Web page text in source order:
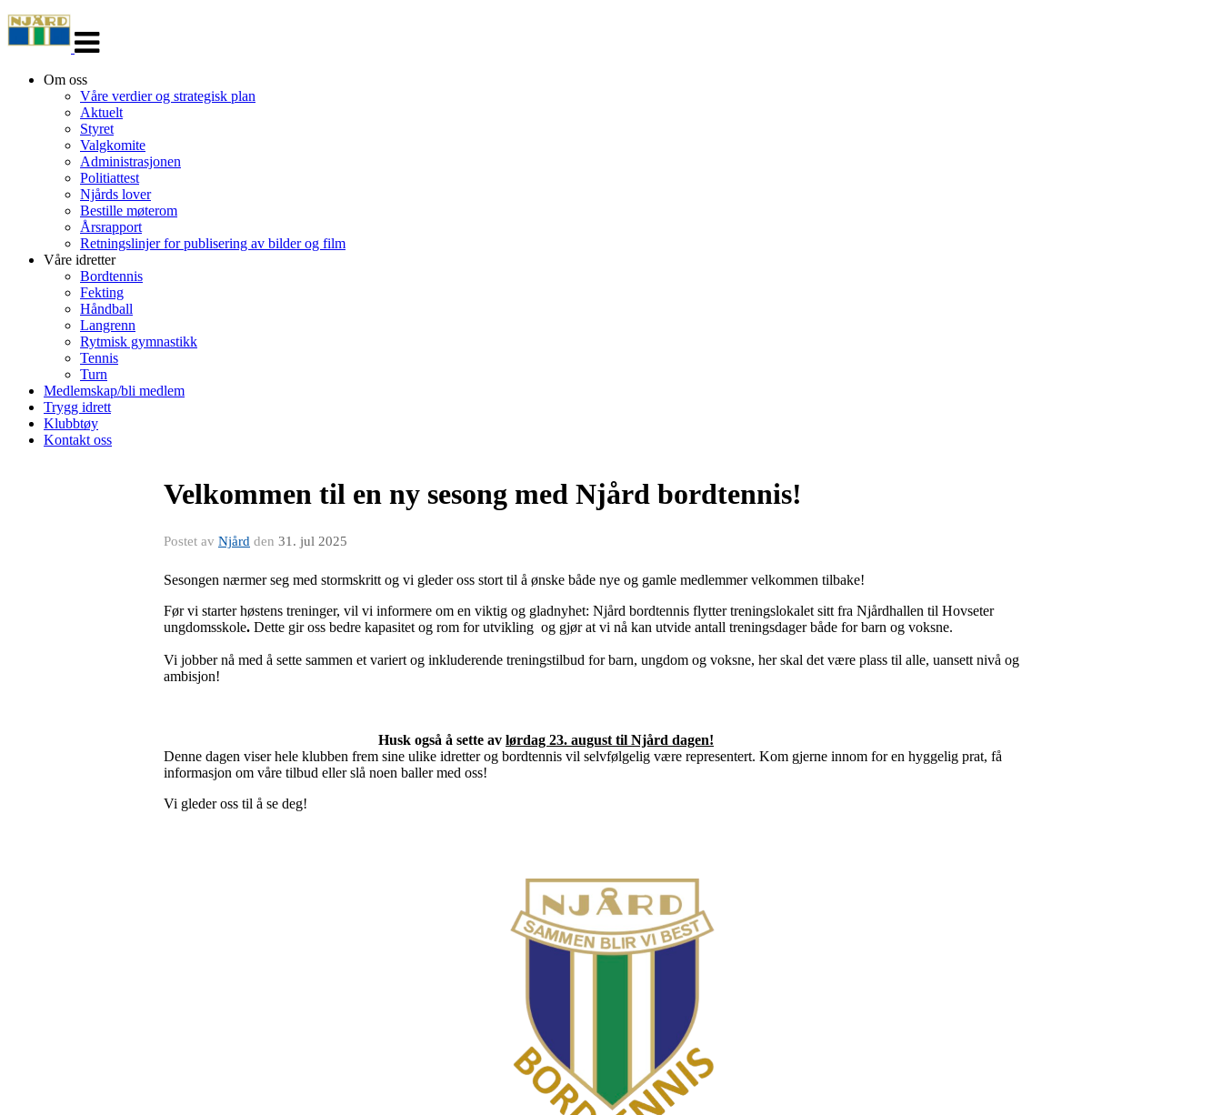
navigasjon
Om oss
Våre verdier og strategisk plan
Aktuelt
Styret
Valgkomite
Administrasjonen
Politiattest
Njårds lover
Bestille møterom
Årsrapport
Retningslinjer for publisering av bilder og film
Våre idretter
Bordtennis
Fekting
Håndball
Langrenn
Rytmisk gymnastikk
Tennis
Turn
Medlemskap/bli medlem
Trygg idrett
Klubbtøy
Kontakt oss
Velkommen til en ny sesong med Njård bordtennis!
Postet av Njård den 31. jul 2025
Sesongen nærmer seg med stormskritt og vi gleder oss stort til å ønske både nye og gamle medlemmer velkommen tilbake!
Før vi starter høstens treninger, vil vi informere om en viktig og gladnyhet: Njård bordtennis flytter treningslokalet sitt fra Njårdhallen til Hovseter
ungdomsskole. Dette gir oss bedre kapasitet og rom for utvikling og gjør at vi nå kan utvide antall treningsdager både for barn og voksne.
Vi jobber nå med å sette sammen et variert og inkluderende treningstilbud for barn, ungdom og voksne, her skal det være plass til alle, uansett nivå og
ambisjon!
Husk også å sette av lørdag 23. august til Njård dagen!
Denne dagen viser hele klubben frem sine ulike idretter og bordtennis vil selvfølgelig være representert. Kom gjerne innom for en hyggelig prat, få
informasjon om våre tilbud eller slå noen baller med oss!
Vi gleder oss til å se deg!